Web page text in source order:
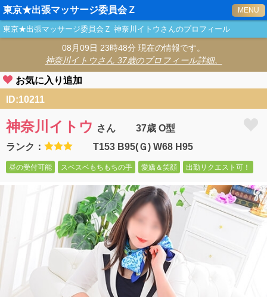
東京★出張マッサージ委員会Ｚ MENU
東京★出張マッサージ委員会Ｚ 神奈川イトウ さんのプロフィール
08月09日 23時48分 現在の情報です。
神奈川イトウさん 37歳のプロフィール詳細。
お気に入り追加
ID:10211
神奈川イトウ さん
37歳 O型
ランク：
T153 B95(Ｇ) W68 H95
昼の受付可能 スベスベもちもちの手 愛嬌＆笑顔 出勤リクエスト可！